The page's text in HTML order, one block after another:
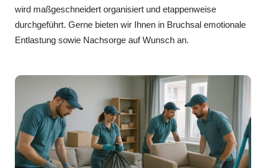
wird maßgeschneidert organisiert und etappenweise
durchgeführt. Gerne bieten wir Ihnen in Bruchsal emotionale
Entlastung sowie Nachsorge auf Wunsch an.